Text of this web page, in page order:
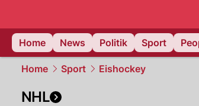
Home
News Politik Sport
Home Sport Eishockey
NHL